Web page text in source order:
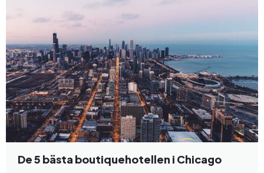
De 5 bästa boutiquehotellen i Chicago